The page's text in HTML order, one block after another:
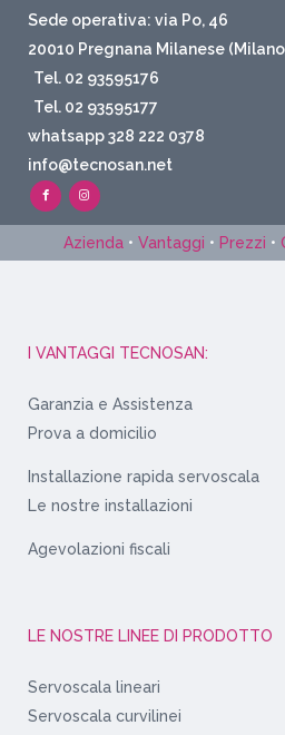
Sede operativa: via Po, 46
20010 Pregnana Milanese
Tel. 02 93595176
Tel. 02 93595177
whatsapp 328 222 0378
info@tecnosan.net
Azienda• Vantaggi • Prezzi •
I VANTAGGI TECNOSAN:
Garanzia e Assistenza
Prova a domicilio
Installazione rapida servoscala
Le nostre installazioni
Agevolazioni fiscali
LE NOSTRE LINEE DI PRODOTTO
Servoscala lineari
Servoscala curvilinei